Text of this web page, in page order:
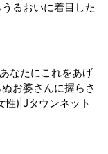
るおいに着目した
なたにこれをあげ
お婆さんに握らさ
性)|Jタウンネット